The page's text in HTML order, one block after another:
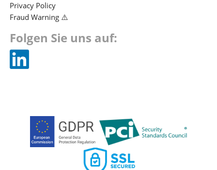
Privacy Policy
Fraud Warning ⚠️
Folgen Sie uns auf: